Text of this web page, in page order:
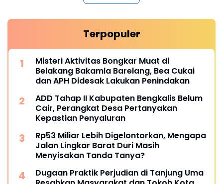
Terpopuler
Misteri Aktivitas Bongkar Muat di
Belakang Bakamla Barelang, Bea Cukai
dan APH Didesak Lakukan Penindakan
ADD Tahap II Kabupaten Bengkalis Belum
Cair, Perangkat Desa Pertanyakan
Kepastian Penyaluran
Rp53 Miliar Lebih Digelontorkan, Mengapa
Jalan Lingkar Barat Duri Masih
Menyisakan Tanda Tanya?
Dugaan Praktik Perjudian di Tanjung Uma